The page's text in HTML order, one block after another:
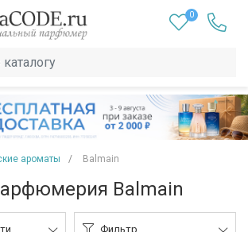
0
ароматы Balmain
Balmain
Фильтр